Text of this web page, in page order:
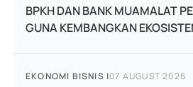
BPKH DAN BANK MUAMALAT
GUNA KEMBANGKAN
EKONOMI BISNIS |07 AUGUST 2026